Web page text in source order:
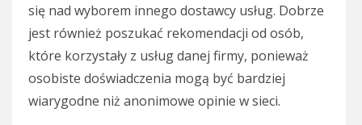
się nad wyborem innego dostawcy usług. Dobrze
jest również poszukać rekomendacji od osób,
które korzystały z usług danej firmy, ponieważ
osobiste doświadczenia mogą być bardziej
wiarygodne niż anonimowe opinie w sieci.